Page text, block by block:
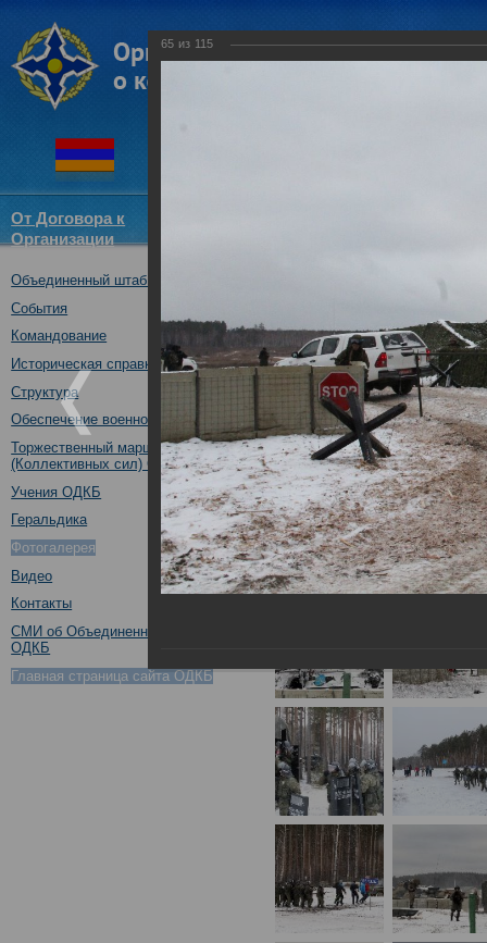
От Договора к
Организации
Объединенный штаб ОДКБ
События
Командование
Историческая справка
Структура
Обеспечение военной безопасности
Торжественный марш Войск
(Коллективных сил) ОДКБ
Учения ОДКБ
Геральдика
Фотогалерея
Видео
Контакты
СМИ об Объединенном штабе
ОДКБ
Главная страница сайта ОДКБ
30.10.2018
65 из 115